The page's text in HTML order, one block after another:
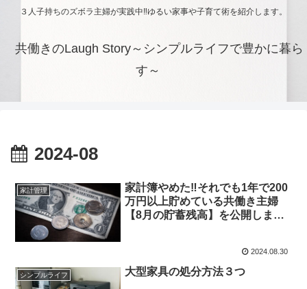
３人子持ちのズボラ主婦が実践中‼ゆるい家事や子育て術を紹介します。
共働きのLaugh Story～シンプルライフで豊かに暮ら
す～
2024-08
家計管理
家計簿やめた‼それでも1年で200
万円以上貯めている共働き主婦
【8月の貯蓄残高】を公開しま
2024.08.30
シンプルライフ 大型家具の処分方法３つ